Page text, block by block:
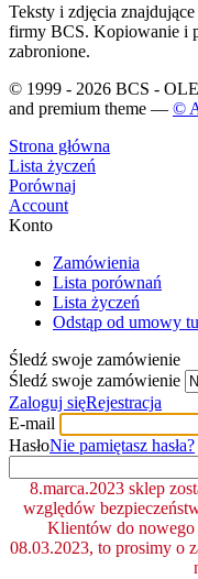
Teksty i zdjęcia znajdujące
firmy BCS. Kopiowanie i
zabronione.
© 1999 - 2026 BCS -
and premium theme — ©
Strona główna
Lista życzeń
Porównaj
Account
Konto
Zamówienia
Lista porównań
Lista życzeń
Odstąp od umowy
Śledź swoje zamówienie
Śledź swoje zamówienie
Zaloguj sięRejestracja
E-mail
HasłoNie pamiętasz hasła?
8.marca.2023 sklep
względów
Klientów do nowego
08.03.2023, to prosimy o